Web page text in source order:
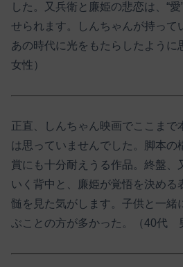
した。又兵衛と廉姫の悲恋は、“
せられます。しんちゃんが持って
あの時代に光をもたらしたよう
女性）
正直、しんちゃん映画でここまで
は思っていませんでした。脚本の
賞にも十分耐えうる作品。終盤、
いく背中と、廉姫が覚悟を決める
髄を見た気がします。子供と一緒
ぶことの方が多かった。（40代